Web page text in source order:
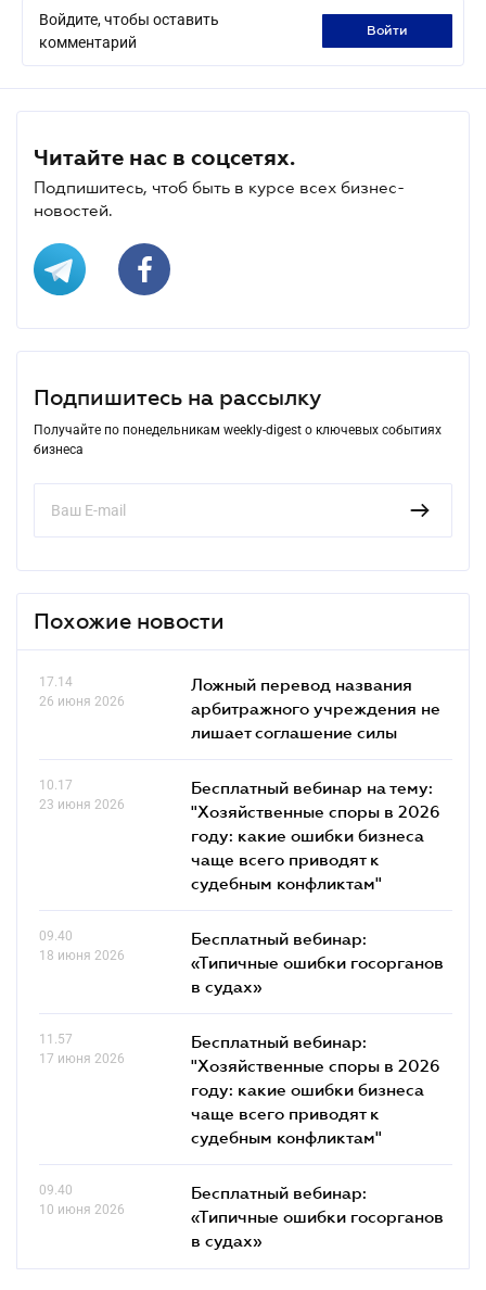
Войдите, чтобы оставить
комментарий
войти
Читайте нас в соцсетях.
Подпишитесь, чтоб быть в курсе всех бизнес-
новостей.
Подпишитесь на рассылку
Получайте по понедельникам weekly-digest о ключевых событиях
бизнеса
Похожие новости
17.14
26 июня 2026
Ложный перевод названия
арбитражного учреждения не
лишает соглашение силы
10.17
23 июня 2026
Бесплатный вебинар на тему:
"Хозяйственные споры в 2026
году: какие ошибки бизнеса
чаще всего приводят к
судебным конфликтам"
09.40
18 июня 2026
Бесплатный вебинар:
«Типичные ошибки госорганов
в судах»
11.57
17 июня 2026
Бесплатный вебинар:
"Хозяйственные споры в 2026
году: какие ошибки бизнеса
чаще всего приводят к
судебным конфликтам"
09.40
10 июня 2026
Бесплатный вебинар:
«Типичные ошибки госорганов
в судах»